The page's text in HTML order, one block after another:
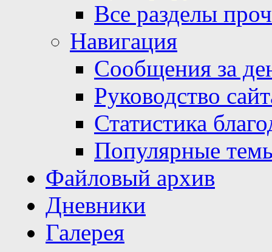
Все разделы
Навигация
Сообщения за
Руководство
Статистика
Популярные
Файловый архив
Дневники
Галерея